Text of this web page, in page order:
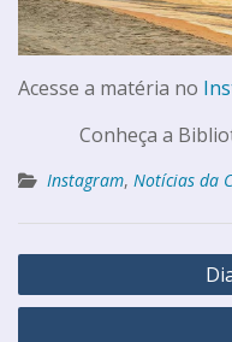
Acesse a matéria no
Conheça a
Instagram, Notícias da